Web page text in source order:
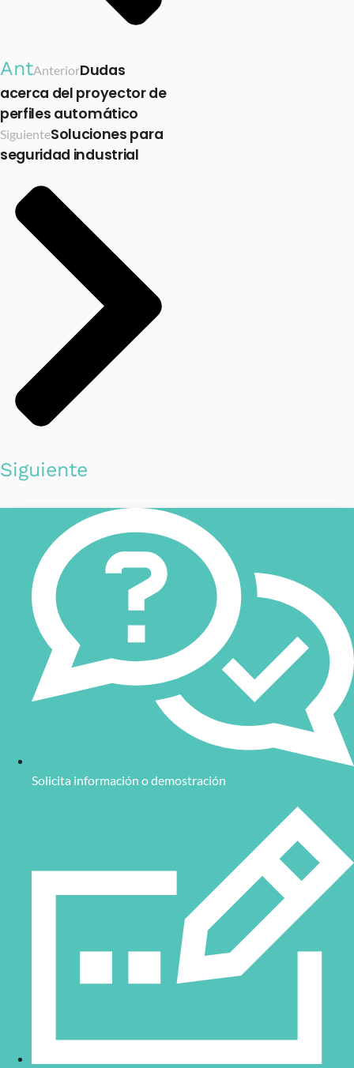
AntAnteriorDudas
acerca del proyector de
perfiles automático
SiguienteSoluciones para
seguridad industrial
Siguiente
Solicita información o demostración